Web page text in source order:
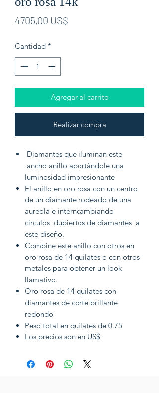
4705,00 US$
Cantidad *
Agregar al carrito
Realizar compra
Diamantes que iluminan este
ancho anillo aportándole una
luminosidad impresionante
El anillo en oro rosa con un centro
de un diamante rodeado de una
aureola e interncambiando
circulos dubiertos de diamantes a
este diseño.
Combine este anillo con otros en
oro rosa de 14 quilates o con otros
metales para obtener un look
llamativo.
Oro rosa de 14 quilates con
diamantes de corte brillante
redondo
Peso total en quilates de 0.75
Los precios son en US$